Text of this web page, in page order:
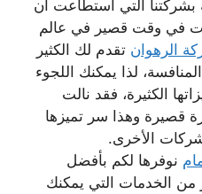
بشركتنا التي استطاعت أن
في وقت قصير في عالم
الرهوان تقدم لك الكثير
لذا يمكنك اللجوء
الكثيرة، فقد نالت
قصيرة وهذا سر تميزها
الأخرى.
نوفرها لكم بأفضل
من الخدمات التي يمكنك